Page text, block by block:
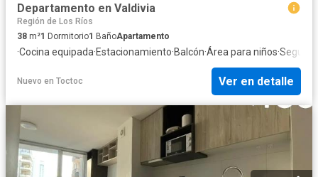
Departamento en Valdivia
Región de Los Ríos
38 m²1 Dormitorio1 BañoApartamento
·Cocina equipada·Estacionamiento·Balcón·Área para niños·
Nuevo en Toctoc Ver en detalle